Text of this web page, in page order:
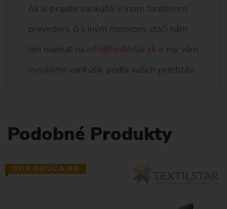
Ak si prajete vankúšik v inom farebnom
prevedení, či s iným motívom, stačí nám
len napísať na info@textilstar.sk a my vám
vyrobíme vankúšik podľa vašich predstáv.
Podobné Produkty
ODPORÚČAME